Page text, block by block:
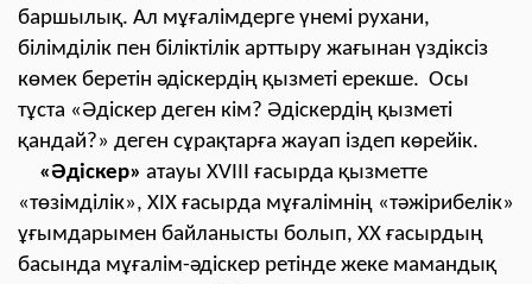
баршылық. Ал мұғалімдерге үнемі рухани,
білімділік пен біліктілік арттыру жағынан үздіксіз
көмек беретін әдіскердің қызметі ерекше. Осы
тұста «Әдіскер деген кім? Әдіскердің қызметі
қандай?» деген сұрақтарға жауап іздеп көрейік.
«Әдіскер» атауы ХVІІІ ғасырда қызметте
«төзімділік», ХІХ ғасырда мұғалімнің «тәжірибелік»
ұғымдарымен байланысты болып, ХХ ғасырдың
басында мұғалім-әдіскер ретінде жеке мамандық